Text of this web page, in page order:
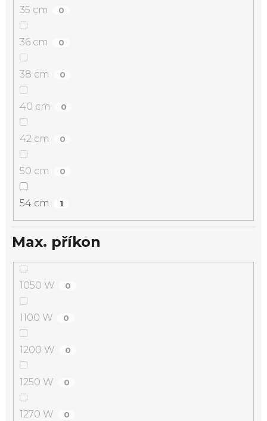
35 cm 0
36 cm 0
38 cm 0
40 cm 0
42 cm 0
50 cm 0
54 cm 1
Max. příkon
1050 W 0
1100 W 0
1200 W 0
1250 W 0
1270 W 0